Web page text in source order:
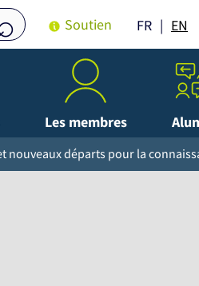
Soutien FR EN
Les membres
nouveaux départs pour la